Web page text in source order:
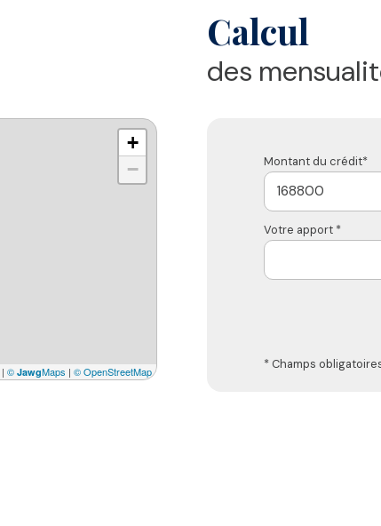
+
−
| © JawgMaps | © OpenStreetMap
Calcul
des
Montant du crédit*
Votre apport *
* Champs